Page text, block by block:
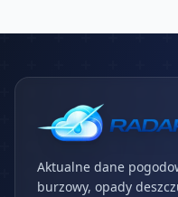
Aktualne dane
burzowy, opady